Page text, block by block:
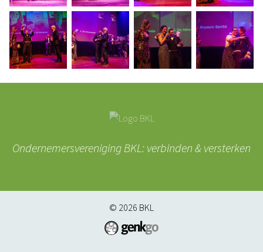
Ondernemersvereniging BKL: verbinden & versterken
© 2026 BKL